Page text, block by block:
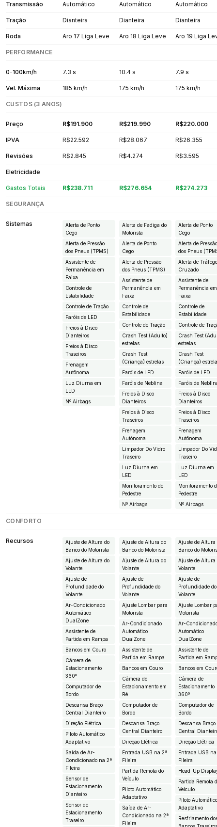
Transmissão Automático Automático Automático
Tração Dianteira Dianteira Dianteira
Roda Aro 17 Liga Leve Aro 18 Liga Leve Aro 19 Liga
PERFORMANCE
0-100km/h 7.3 s 10.4 s 7.9 s
Vel. Máxima 185 km/h 175 km/h 175 km/h
CUSTOS (3 ANOS)
Preço R$191.900 R$219.990 R$220.000
IPVA R$22.592 R$28.067 R$26.355
Revisões R$2.845 R$4.274 R$3.595
Eletricidade
Gastos Totais R$238.711 R$276.654 R$274.273
SEGURANÇA
Sistemas
Alerta de Ponto
Cego
Alerta de Pressão
dos Pneus (TPMS)
Assistente de
Permanência em
Faixa
Controle de
Estabilidade
Controle de Tração
Faróis de LED
Freios à Disco
Dianteiros
Freios à Disco
Traseiros
Frenagem
Autônoma
Luz Diurna em
LED
Nº Airbags
Alerta de Fadiga do
Motorista
Alerta de Ponto
Cego
Alerta de Pressão
dos Pneus (TPMS)
Assistente de
Permanência em
Faixa
Controle de
Estabilidade
Controle de Tração
Crash Test (Adulto)
estrelas
Crash Test
(Criança) estrelas
Faróis de LED
Faróis de Neblina
Freios à Disco
Dianteiros
Freios à Disco
Traseiros
Frenagem
Autônoma
Limpador Do Vidro
Traseiro
Luz Diurna em
LED
Monitoramento de
Pedestre
Nº Airbags
Alerta de Ponto
Cego
Alerta de
dos Pneus
Alerta de
Cruzado
Assistente de
Permanência em
Faixa
Controle de
Estabilidade
Controle de
Crash Test
estrelas
Crash Test
(Criança)
Faróis de LED
Faróis de
Freios à Disco
Dianteiros
Freios à Disco
Traseiros
Frenagem
Autônoma
Limpador Do
Traseiro
Luz Diurna em
LED
Monitoramento
Pedestre
Nº Airbags
CONFORTO
Recursos
Ajuste de Altura do
Banco do Motorista
Ajuste de Altura do
Volante
Ajuste de
Profundidade do
Volante
Ar-Condicionado
Automático
DualZone
Assistente de
Partida em Rampa
Bancos em Couro
Câmera de
Estacionamento
360º
Computador de
Bordo
Descansa Braço
Central Dianteiro
Direção Elétrica
Piloto Automático
Adaptativo
Saída de Ar-
Condicionado na 2ª
Fileira
Sensor de
Estacionamento
Dianteiro
Sensor de
Estacionamento
Traseiro
Ajuste de Altura do
Banco do Motorista
Ajuste de Altura do
Volante
Ajuste de
Profundidade do
Volante
Ajuste Lombar para
Motorista
Ar-Condicionado
Automático
DualZone
Assistente de
Partida em Rampa
Bancos em Couro
Câmera de
Estacionamento em
Ré
Computador de
Bordo
Descansa Braço
Central Dianteiro
Direção Elétrica
Entrada USB na 2ª
Fileira
Partida Remota do
Veículo
Piloto Automático
Adaptativo
Saída de Ar-
Condicionado na 2ª
Fileira
Ajuste de Altura
Banco do
Ajuste de Altura
Volante
Ajuste de
Profundidade do
Volante
Ajuste Lombar
Motorista
Ar-
Automático
DualZone
Assistente de
Partida em
Bancos em
Câmera de
Estacionamento
360º
Computador de
Bordo
Descansa Braço
Central
Direção Elétrica
Entrada USB
Fileira
Head-Up
Partida Remota
Veículo
Piloto
Adaptativo
Resfriamento